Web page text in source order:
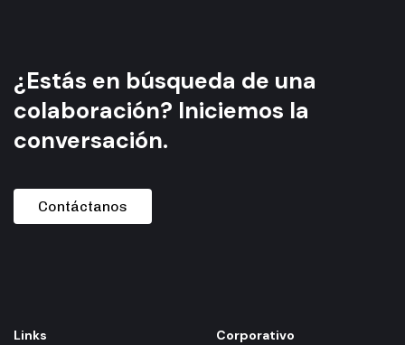
¿Estás en búsqueda de una
colaboración? Iniciemos la
conversación.
Contáctanos
Links Corporativo